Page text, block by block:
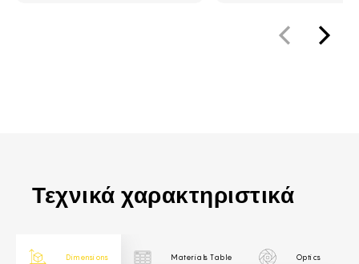
Τεχνικά χαρακτηριστικά
Dimensions Materials Table Optics